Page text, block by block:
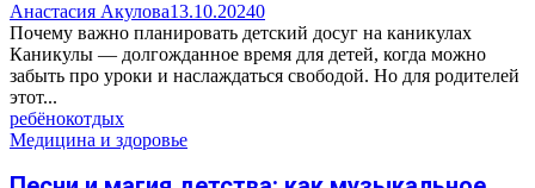
Анастасия Акулова13.10.20240
Почему важно планировать детский досуг на каникулах
Каникулы — долгожданное время для детей, когда можно
забыть про уроки и наслаждаться свободой. Но для родителей
этот...
ребёнокотдых
Медицина и здоровье